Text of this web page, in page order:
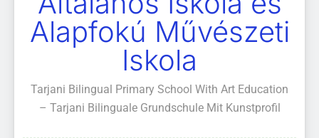
Alapfokú Művészeti
Iskola
Tarjani Bilingual Primary School With Art Education
– Tarjani Bilinguale Grundschule Mit Kunstprofil